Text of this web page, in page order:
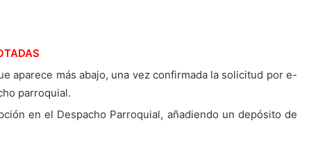
aparece más abajo, una vez confirmada la solicitud por e-
parroquial.
en el Despacho Parroquial, añadiendo un depósito de